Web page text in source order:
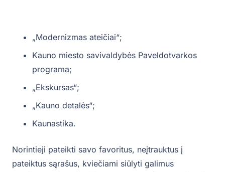
„Modernizmas ateičiai“;
Kauno miesto savivaldybės Paveldotvarkos
programa;
„Ekskursas“;
„Kauno detalės“;
Kaunastika.
Norintieji pateikti savo favoritus, neįtrauktus į
pateiktus sąrašus, kviečiami siūlyti galimus